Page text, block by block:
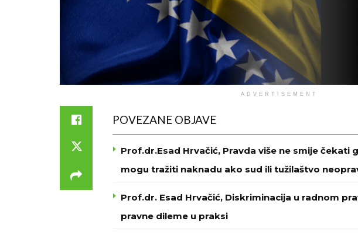
ADVERTISEMENT
POVEZANE OBJAVE
Prof.dr.Esad Hrvačić, Pravda više ne smije čekati
mogu tražiti naknadu ako sud ili tužilaštvo
Prof.dr. Esad Hrvačić, Diskriminacija u radnom
pravne dileme u praksi